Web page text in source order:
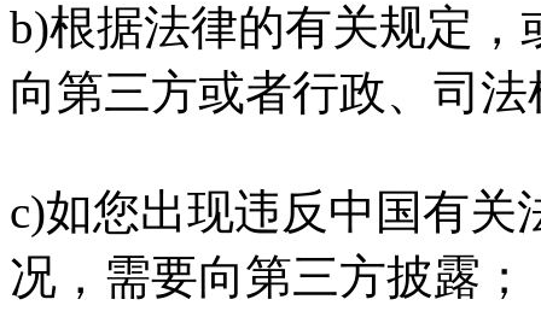
b)根据法律的有关规定
向第三方或者行政、司
c)如您出现违反中国有
况，需要向第三方披露；